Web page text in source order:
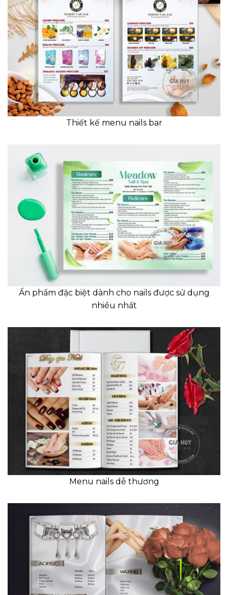
Thiết kế menu nails bar
Ấn phẩm đặc biệt dành cho nails được sử dụng
nhiều nhất
Menu nails dễ thương